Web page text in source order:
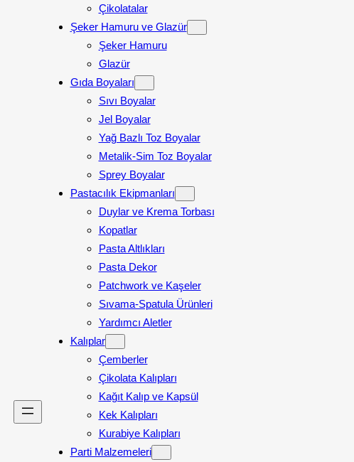
Çikolatalar
Şeker Hamuru ve Glazür
Şeker Hamuru
Glazür
Gıda Boyaları
Sıvı Boyalar
Jel Boyalar
Yağ Bazlı Toz Boyalar
Metalik-Sim Toz Boyalar
Sprey Boyalar
Pastacılık Ekipmanları
Duylar ve Krema Torbası
Kopatlar
Pasta Altlıkları
Pasta Dekor
Patchwork ve Kaşeler
Sıvama-Spatula Ürünleri
Yardımcı Aletler
Kalıplar
Çemberler
Çikolata Kalıpları
Kağıt Kalıp ve Kapsül
Kek Kalıpları
Kurabiye Kalıpları
Parti Malzemeleri